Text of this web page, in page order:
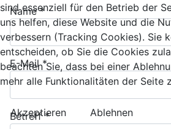
Name*
E-Mail*
Betreff*
sind essenziell für den Betrieb der
uns helfen, diese Website und die
verbessern (Tracking Cookies). Sie
entscheiden, ob Sie die Cookies
beachten Sie, dass bei einer
mehr alle Funktionalitäten der Seite
Akzeptieren Ablehnen